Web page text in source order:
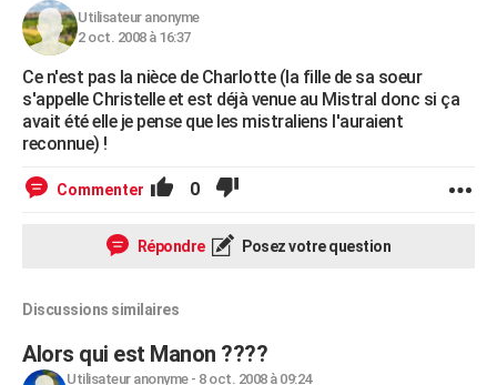
Utilisateur anonyme
2 oct. 2008 à 16:37
Ce n'est pas la nièce de Charlotte (la fille de sa soeur
s'appelle Christelle et est déjà venue au Mistral donc si ça
avait été elle je pense que les mistraliens l'auraient
reconnue) !
Commenter 0
Répondre Posez votre question
Discussions similaires
Alors qui est Manon ????
Utilisateur anonyme- 8 oct. 2008 à 09:24